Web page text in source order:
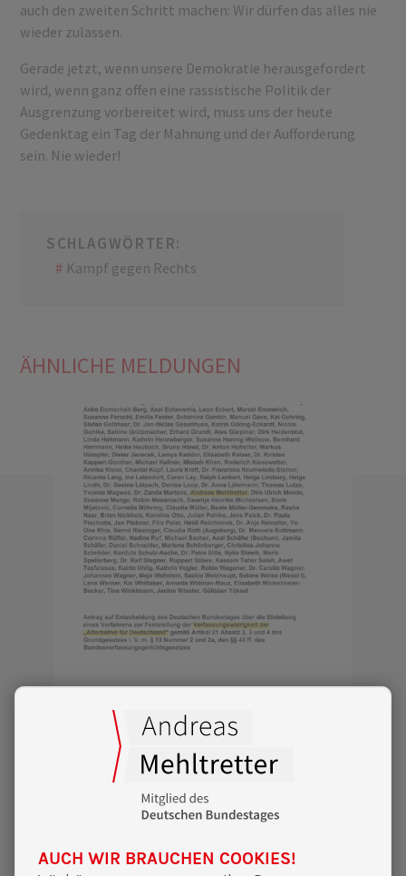
auch den zweiten Schritt machen: Wir dürfen das alles nie
wieder zulassen.
Gerade jetzt, wenn unsere Demokratie herausgefordert
wird, wenn ganz offen eine rassistische Politik der
Ausgrenzung vorbereitet wird, muss uns der heute
Gedenktag ein Tag der Mahnung und der Aufforderung
sein. Nie wieder!
SCHLAGWÖRTER:
Kampf gegen Rechts
ÄHNLICHE MELDUNGEN
30|01|2025
Prüfung eines AfD-Verbotes
Ich habe den Antrag zur Einleitung eines
Verbotsverfahrens mit unterzeichnet.
AUCH WIR BRAUCHEN COOKIES!